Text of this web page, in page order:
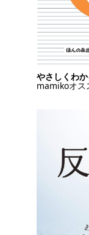
やさしくわ
mamikoオス